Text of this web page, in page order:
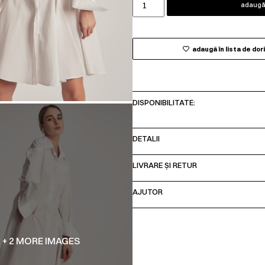
+ 2 MORE IMAGES
adaugă în lista de
DISPONIBILITATE:
DETALII
LIVRARE ȘI RETUR
AJUTOR